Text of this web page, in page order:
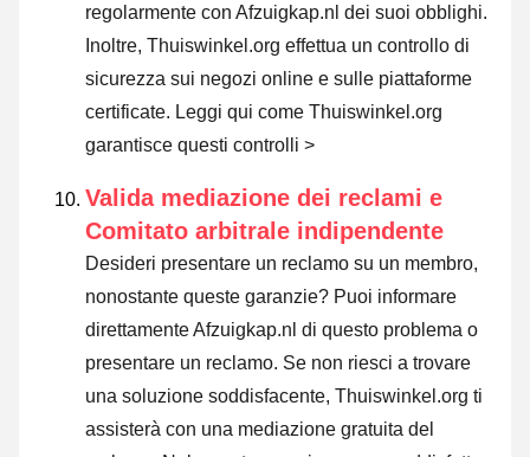
regolarmente con Afzuigkap.nl dei suoi obblighi.
Inoltre, Thuiswinkel.org effettua un controllo di
sicurezza sui negozi online e sulle piattaforme
certificate. Leggi qui come Thuiswinkel.org
garantisce questi controlli >
Valida mediazione dei reclami e
Comitato arbitrale indipendente
Desideri presentare un reclamo su un membro,
nonostante queste garanzie? Puoi informare
direttamente Afzuigkap.nl di questo problema o
presentare un reclamo. Se non riesci a trovare
una soluzione soddisfacente, Thuiswinkel.org ti
assisterà con una mediazione gratuita del